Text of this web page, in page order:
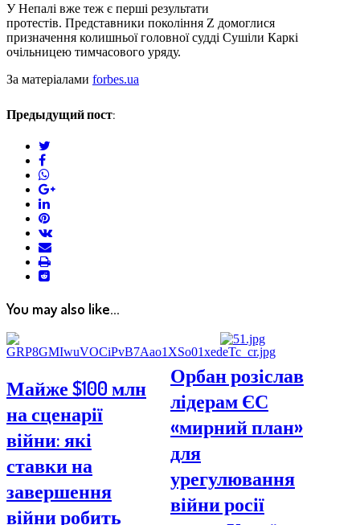
У Непалі вже теж є перші результати
протестів. Представники покоління Z домоглися
призначення колишньої головної судді Сушіли Каркі
очільницею тимчасового уряду.
За матеріалами forbes.ua
Предыдущий пост:
facebook
google+
linkedin
pinterest
vkontakte
email
print
reddit
reddit
You may also like...
Майже $100 млн
на сценарії
війни: які
ставки на
завершення
війни робить
Орбан розіслав
лідерам ЄС
«мирний план»
для
урегулювання
війни росії